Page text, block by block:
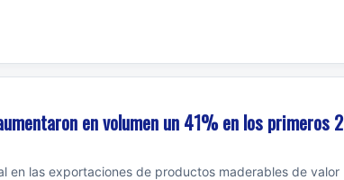
en volumen un 41% en los primeros 2
en las exportaciones de productos maderables de valor